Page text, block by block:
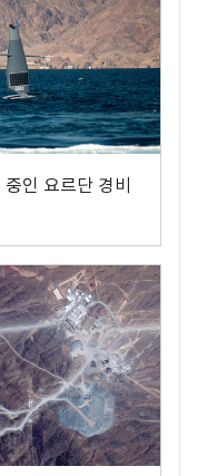
인 요르단 경비